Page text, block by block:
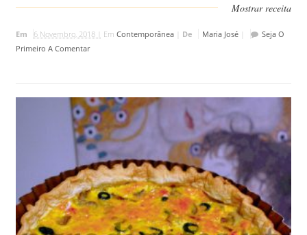
Mostrar receita
Em 6 Novembro, 2018 | Em Contemporânea| De Maria José|
Seja O
Primeiro A Comentar